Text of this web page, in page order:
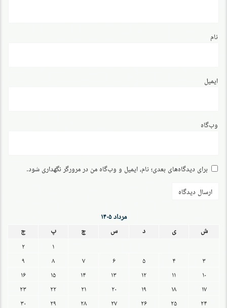
نام
ایمیل
وب‌گاه
برای دیدگاه‌های بعدی؛ نام، ایمیل و وب‌گاه من در مرورگر نگهداری شود.
مرداد ۱۴۰۵
ش
ی د س چ پ
ج
۱
۲
۳
۴ ۵ ۶ ۷ ۸
۹
۱۰
۱۱ ۱۲ ۱۳ ۱۴ ۱۵
۱۶
۱۷
۱۸ ۱۹ ۲۰ ۲۱ ۲۲
۲۳
۲۴
۲۵ ۲۶ ۲۷ ۲۸ ۲۹
۳۰